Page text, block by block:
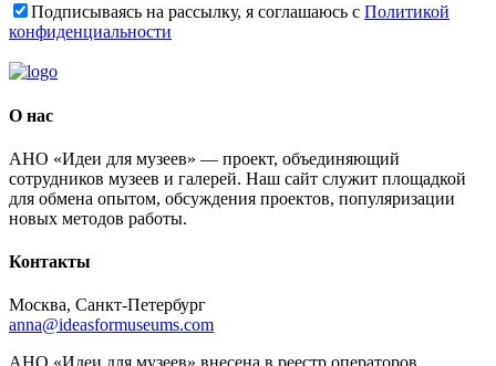
Подписываясь на рассылку, я соглашаюсь с Политикой
конфиденциальности
О нас
АНО «Идеи для музеев» — проект, объединяющий
сотрудников музеев и галерей. Наш сайт служит площадкой
для обмена опытом, обсуждения проектов, популяризации
новых методов работы.
Контакты
Москва, Санкт-Петербург
anna@ideasformuseums.com